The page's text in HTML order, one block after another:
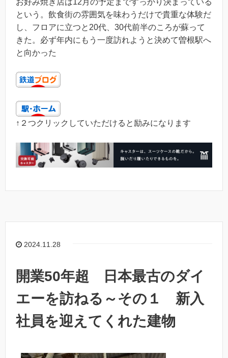
という。飲食街の雰囲気を味わうだけで貴重な体験だ
し、フロアに立つと20代、30代前半のころが蘇って
きた。必ず年内にもう一度訪れようと決めて曽根駅へ
と向かった
↑２つクリックしていただけると励みになります
2024.11.28
開業50年超 日本最古のダイ
エーを訪ねる～その１ 新入
社員を迎えてくれた建物